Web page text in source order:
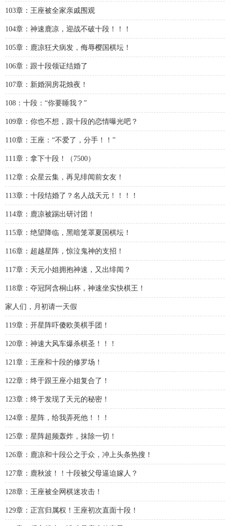
103章：王座被全家亲戚围观
104章：神速鹿凉，迎战不破十段！！！
105章：鹿凉狂犬病发，侮辱樱国棋坛！
106章：跟十段领证结婚了
107章：新婚洞房花烛夜！
108：十段：“你要睡我？”
109章：你也不想，跟十段的恋情曝光吧？
110章：王座：“不爱了，分手！！”
111章：拿下十段！（7500）
112章：众星云集，再见绯闻前女友！
113章：十段结婚了？名人战天元！！！！
114章：鹿凉被踢出研讨团！
115章：绝望降临，黑暗笼罩夏国棋坛！
116章：超越星阵，惊泣鬼神的支招！
117章：天元小姐拥抱神速，又出绯闻？
118章：夺冠阿含桐山杯，神速坐实快棋王！
家人们，月初请一天假
119章：开星阵吓傻欧美棋手团！
120章：神速大风车爆杀棋圣！！！
121章：王座和十段的修罗场！
122章：终于跟王座小姐复合了！
123章：终于发现了天元的秘密！
124章：星阵，给我弄死他！！！
125章：星阵超频轰炸，抹除一切！
126章：鹿凉和十段公之于众，冲上头条热搜！
127章：鹿秋波！！十段被父母逼迫嫁人？
128章：王座被全网棋迷攻击！
129章：正宫归属权！王座初次直面十段！